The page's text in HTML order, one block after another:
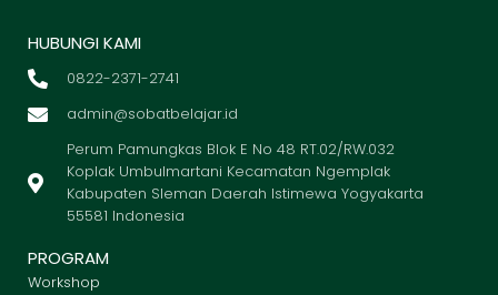
HUBUNGI KAMI
0822-2371-2741
admin@sobatbelajar.id
Perum Pamungkas Blok E No 48 RT.02/RW.032
Koplak Umbulmartani Kecamatan Ngemplak
Kabupaten Sleman Daerah Istimewa Yogyakarta
55581 Indonesia
PROGRAM
Workshop